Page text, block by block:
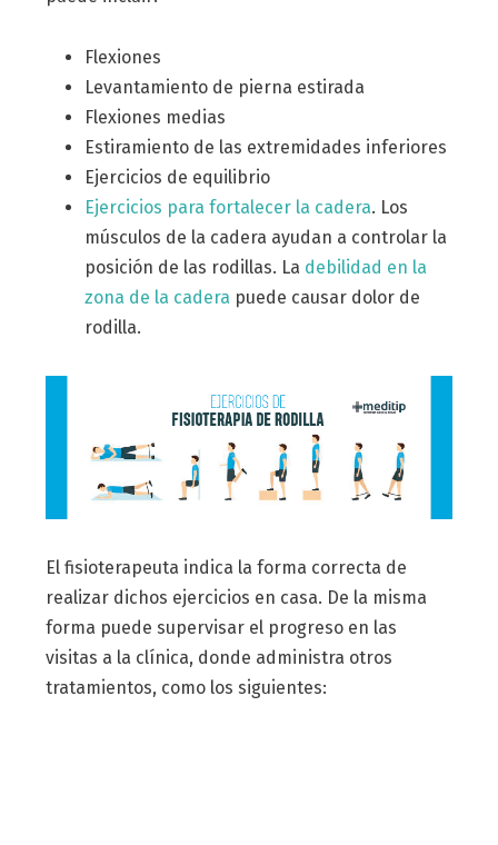
Flexiones
Levantamiento de pierna estirada
Flexiones medias
Estiramiento de las extremidades inferiores
Ejercicios de equilibrio
Ejercicios para fortalecer la cadera. Los
músculos de la cadera ayudan a controlar la
posición de las rodillas. La debilidad en la
zona de la cadera puede causar dolor de
rodilla.
El fisioterapeuta indica la forma correcta de
realizar dichos ejercicios en casa. De la misma
forma puede supervisar el progreso en las
visitas a la clínica, donde administra otros
tratamientos, como los siguientes: